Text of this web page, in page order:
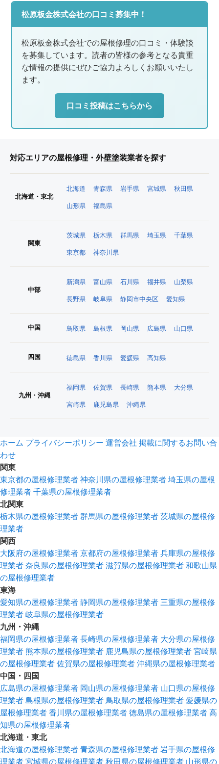
松原板金株式会社の口コミ募集中！
松原板金株式会社での屋根修理の口コミ・体験談
を募集しています。読者の皆様の参考となる貴重
な情報の提供にぜひご協力よろしくお願いいたし
ます。
口コミ投稿はこちらから
対応エリアの屋根修理・外壁塗装業者を探す
北海道・東北
北海道 青森県 岩手県 宮城県 秋田県
山形県 福島県
関東
茨城県 栃木県 群馬県 埼玉県 千葉県
東京都 神奈川県
中部
新潟県 富山県 石川県 福井県 山梨県
長野県 岐阜県 静岡市中央区 愛知県
中国 鳥取県 島根県 岡山県 広島県 山口県
四国 徳島県 香川県 愛媛県 高知県
九州・沖縄
福岡県 佐賀県 長崎県 熊本県 大分県
宮崎県 鹿児島県 沖縄県
ホーム プライバシーポリシー 運営会社 掲載に関するお問い合
わせ
関東
東京都の屋根修理業者 神奈川県の屋根修理業者 埼玉県の屋根
修理業者 千葉県の屋根修理業者
北関東
栃木県の屋根修理業者 群馬県の屋根修理業者 茨城県の屋根修
理業者
関西
大阪府の屋根修理業者 京都府の屋根修理業者 兵庫県の屋根修
理業者 奈良県の屋根修理業者 滋賀県の屋根修理業者 和歌山県
の屋根修理業者
東海
愛知県の屋根修理業者 静岡県の屋根修理業者 三重県の屋根修
理業者 岐阜県の屋根修理業者
九州・沖縄
福岡県の屋根修理業者 長崎県の屋根修理業者 大分県の屋根修
理業者 熊本県の屋根修理業者 鹿児島県の屋根修理業者 宮崎県
の屋根修理業者 佐賀県の屋根修理業者 沖縄県の屋根修理業者
中国・四国
広島県の屋根修理業者 岡山県の屋根修理業者 山口県の屋根修
理業者 島根県の屋根修理業者 鳥取県の屋根修理業者 愛媛県の
屋根修理業者 香川県の屋根修理業者 徳島県の屋根修理業者 高
知県の屋根修理業者
北海道・東北
北海道の屋根修理業者 青森県の屋根修理業者 岩手県の屋根修
理業者 宮城県の屋根修理業者 秋田県の屋根修理業者 山形県の